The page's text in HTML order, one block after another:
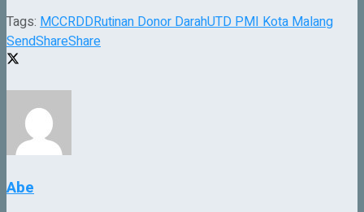
Tags: MCCRDDRutinan Donor DarahUTD PMI Kota Malang
SendShareShare
Abe